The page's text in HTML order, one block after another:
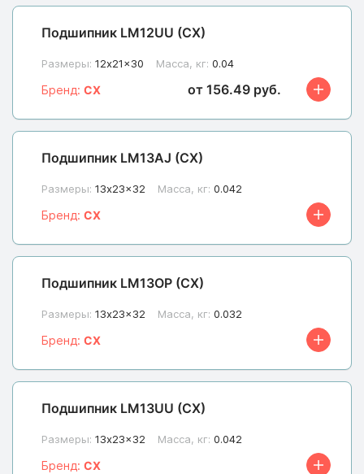
Подшипник LM12UU (CX)
Размеры: 12x21x30 Масса, кг: 0.04
Бренд: CX от 156.49 руб.
Подшипник LM13AJ (CX)
Размеры: 13x23x32 Масса, кг: 0.042
Бренд: CX
Подшипник LM13OP (CX)
Размеры: 13x23x32 Масса, кг: 0.032
Бренд: CX
Подшипник LM13UU (CX)
Размеры: 13x23x32 Масса, кг: 0.042
Бренд: CX